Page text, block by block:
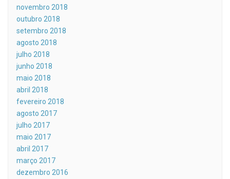
novembro 2018
outubro 2018
setembro 2018
agosto 2018
julho 2018
junho 2018
maio 2018
abril 2018
fevereiro 2018
agosto 2017
julho 2017
maio 2017
abril 2017
março 2017
dezembro 2016